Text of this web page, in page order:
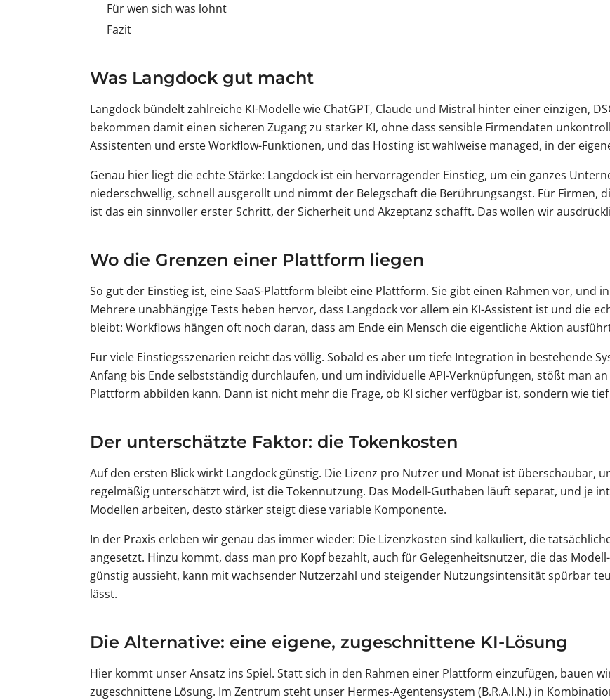
Für wen sich was lohnt
Fazit
Was Langdock gut macht
Langdock bündelt zahlreiche KI-Modelle wie ChatGPT, Claude und Mistral hinter einer einzigen,
bekommen damit einen sicheren Zugang zu starker KI, ohne dass sensible Firmendaten
Assistenten und erste Workflow-Funktionen, und das Hosting ist wahlweise managed, in der
Genau hier liegt die echte Stärke: Langdock ist ein hervorragender Einstieg, um ein ganzes
niederschwellig, schnell ausgerollt und nimmt der Belegschaft die Berührungsangst. Für Firmen,
ist das ein sinnvoller erster Schritt, der Sicherheit und Akzeptanz schafft. Das wollen wir
Wo die Grenzen einer Plattform liegen
So gut der Einstieg ist, eine SaaS-Plattform bleibt eine Plattform. Sie gibt einen Rahmen vor, und
Mehrere unabhängige Tests heben hervor, dass Langdock vor allem ein KI-Assistent ist und die
bleibt: Workflows hängen oft noch daran, dass am Ende ein Mensch die eigentliche Aktion
Für viele Einstiegsszenarien reicht das völlig. Sobald es aber um tiefe Integration in bestehende
Anfang bis Ende selbstständig durchlaufen, und um individuelle API-Verknüpfungen, stößt man
Plattform abbilden kann. Dann ist nicht mehr die Frage, ob KI sicher verfügbar ist, sondern wie
Der unterschätzte Faktor: die Tokenkosten
Auf den ersten Blick wirkt Langdock günstig. Die Lizenz pro Nutzer und Monat ist überschaubar,
regelmäßig unterschätzt wird, ist die Tokennutzung. Das Modell-Guthaben läuft separat, und je
Modellen arbeiten, desto stärker steigt diese variable Komponente.
In der Praxis erleben wir genau das immer wieder: Die Lizenzkosten sind kalkuliert, die
angesetzt. Hinzu kommt, dass man pro Kopf bezahlt, auch für Gelegenheitsnutzer, die das
günstig aussieht, kann mit wachsender Nutzerzahl und steigender Nutzungsintensität spürbar
lässt.
Die Alternative: eine eigene, zugeschnittene KI-Lösung
Hier kommt unser Ansatz ins Spiel. Statt sich in den Rahmen einer Plattform einzufügen, bauen
zugeschnittene Lösung. Im Zentrum steht unser Hermes-Agentensystem (B.R.A.I.N.) in